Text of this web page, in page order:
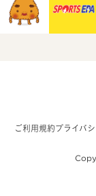
ご利用規約プライバ